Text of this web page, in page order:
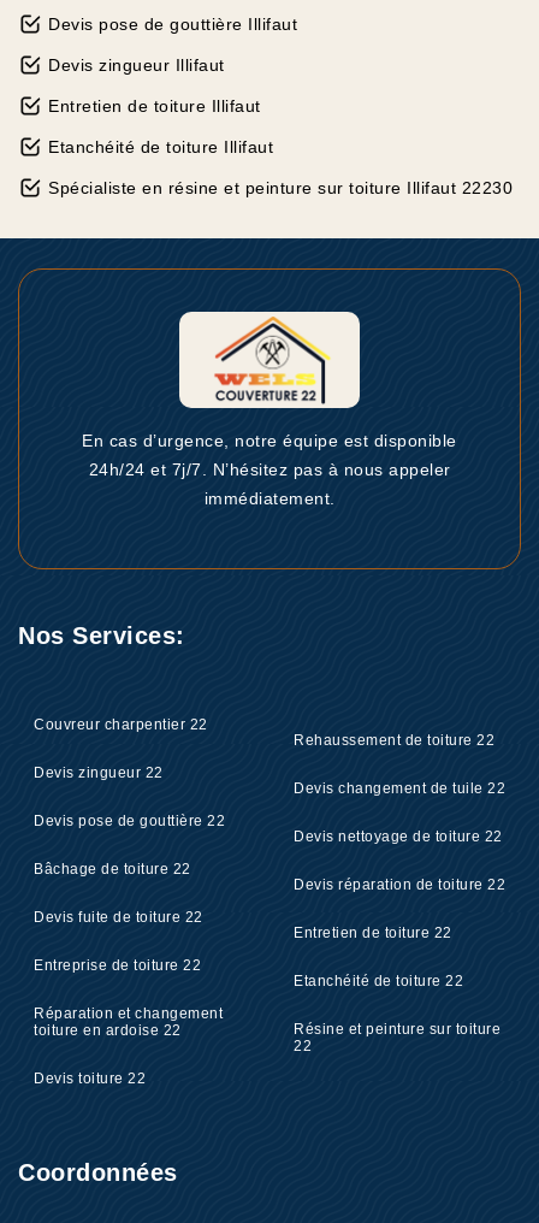
Devis pose de gouttière Illifaut
Devis zingueur Illifaut
Entretien de toiture Illifaut
Etanchéité de toiture Illifaut
Spécialiste en résine et peinture sur toiture Illifaut 22230
En cas d’urgence, notre équipe est disponible
24h/24 et 7j/7. N’hésitez pas à nous appeler
immédiatement.
Nos Services:
Couvreur charpentier 22
Devis zingueur 22
Devis pose de gouttière 22
Bâchage de toiture 22
Devis fuite de toiture 22
Entreprise de toiture 22
Réparation et changement
toiture en ardoise 22
Devis toiture 22
Rehaussement de toiture 22
Devis changement de tuile 22
Devis nettoyage de toiture 22
Devis réparation de toiture 22
Entretien de toiture 22
Etanchéité de toiture 22
Résine et peinture sur toiture
22
Coordonnées